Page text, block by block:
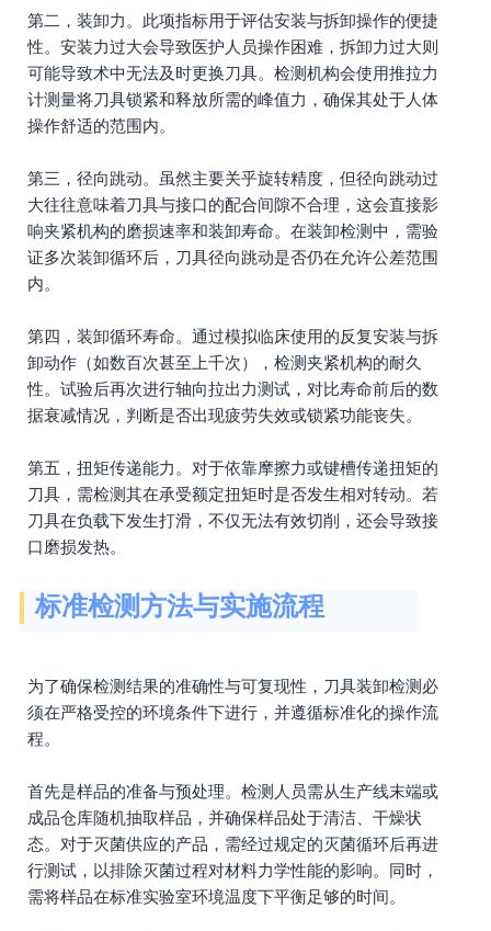
第二，装卸力。此项指标用于评估安装与拆卸操作的便捷
性。安装力过大会导致医护人员操作困难，拆卸力过大则
可能导致术中无法及时更换刀具。检测机构会使用推拉力
计测量将刀具锁紧和释放所需的峰值力，确保其处于人体
操作舒适的范围内。
第三，径向跳动。虽然主要关乎旋转精度，但径向跳动过
大往往意味着刀具与接口的配合间隙不合理，这会直接影
响夹紧机构的磨损速率和装卸寿命。在装卸检测中，需验
证多次装卸循环后，刀具径向跳动是否仍在允许公差范围
内。
第四，装卸循环寿命。通过模拟临床使用的反复安装与拆
卸动作（如数百次甚至上千次），检测夹紧机构的耐久
性。试验后再次进行轴向拉出力测试，对比寿命前后的数
据衰减情况，判断是否出现疲劳失效或锁紧功能丧失。
第五，扭矩传递能力。对于依靠摩擦力或键槽传递扭矩的
刀具，需检测其在承受额定扭矩时是否发生相对转动。若
刀具在负载下发生打滑，不仅无法有效切削，还会导致接
口磨损发热。
标准检测方法与实施流程
为了确保检测结果的准确性与可复现性，刀具装卸检测必
须在严格受控的环境条件下进行，并遵循标准化的操作流
程。
首先是样品的准备与预处理。检测人员需从生产线末端或
成品仓库随机抽取样品，并确保样品处于清洁、干燥状
态。对于灭菌供应的产品，需经过规定的灭菌循环后再进
行测试，以排除灭菌过程对材料力学性能的影响。同时，
需将样品在标准实验室环境温度下平衡足够的时间。